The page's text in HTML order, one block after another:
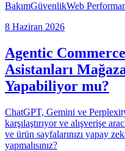
BakımGüvenlikWeb
8 Haziran 2026
Agentic
Asistanları
Yapabiliyor mu?
ChatGPT, Gemini ve
karşılaştırıyor ve alışverişe
ve ürün sayfalarınızı yapay
yapmalısınız?